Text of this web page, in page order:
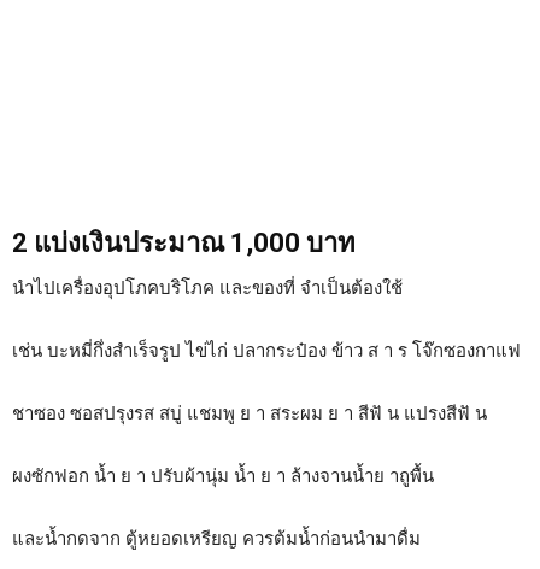
2 แบ่งเงินประมาณ 1,000 บาท
นำไปเครื่องอุปโภคบริโภค และของที่ จำเป็นต้องใช้
เช่น บะหมี่กึ่งสำเร็จรูป ไข่ไก่ ปลากระป๋อง ข้าว ส า ร โจ๊กซองกาแฟ
ชาซอง ซอสปรุงรส สบู่ แชมพู ย า สระผม ย า สีฟั น แปรงสีฟั น
ผงซักฟอก น้ำ ย า ปรับผ้านุ่ม น้ำ ย า ล้างจานน้ำย าถูพื้น
และน้ำกดจาก ตู้หยอดเหรียญ ควรต้มน้ำก่อนนำมาดื่ม